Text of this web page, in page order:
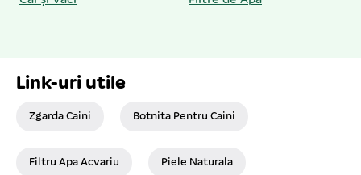
Link-uri utile
Zgarda Caini Botnita Pentru Caini
Filtru Apa Acvariu Piele Naturala